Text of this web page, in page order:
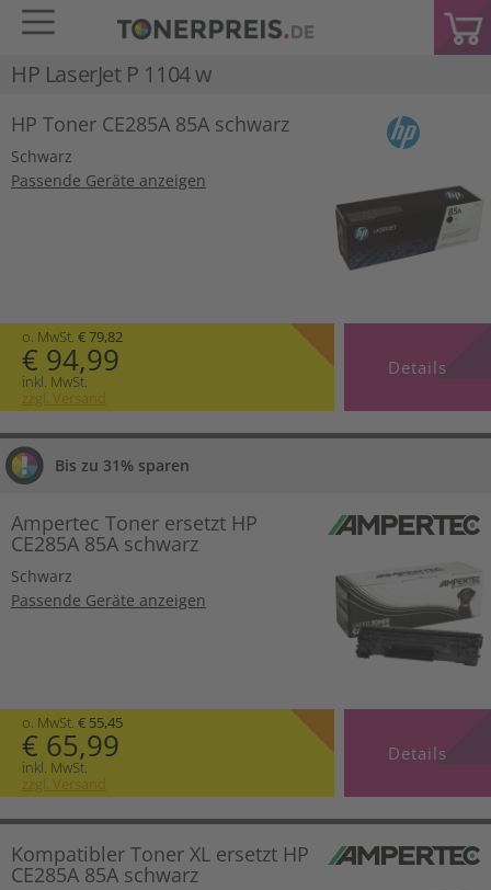
HP LaserJet P 1104 w
HP Toner CE285A 85A schwarz
Schwarz
Passende Geräte anzeigen
o. MwSt. € 79,82
€ 94,99
inkl. MwSt.
zzgl. Versand
Details
Bis zu 31% sparen
Ampertec Toner ersetzt HP
CE285A 85A schwarz
Schwarz
Passende Geräte anzeigen
o. MwSt. € 55,45
€ 65,99
inkl. MwSt.
zzgl. Versand
Details
Kompatibler Toner XL ersetzt HP
CE285A 85A schwarz